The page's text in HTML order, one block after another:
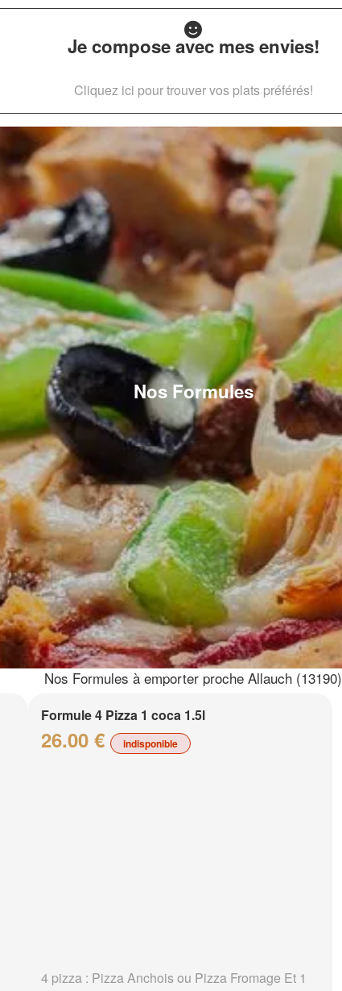
Je compose avec mes envies!
Cliquez ici pour trouver vos plats préférés!
Nos Formules
Nos Formules à emporter proche Allauch (13190)
Formule 4 Pizza 1 coca 1.5l
26.00 € indisponible
4 pizza : Pizza Anchois ou Pizza Fromage Et 1